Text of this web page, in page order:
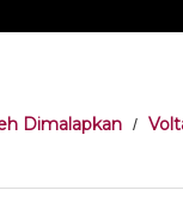
Dimalapkan /